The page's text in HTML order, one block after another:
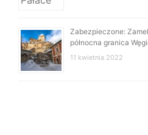
Zabezpieczone:
północna granica
11 kwietnia 2022